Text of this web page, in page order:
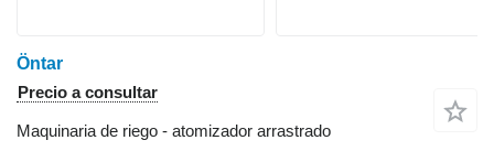
Öntar
Precio a consultar
Maquinaria de riego - atomizador arrastrado